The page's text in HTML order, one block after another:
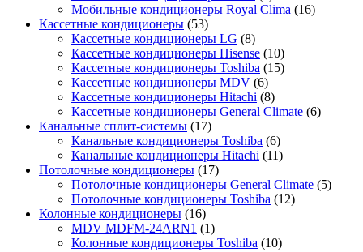
Мобильные кондиционеры Royal Clima (16)
Кассетные кондиционеры (53)
Кассетные кондиционеры LG (8)
Кассетные кондиционеры Hisense (10)
Кассетные кондиционеры Toshiba (15)
Кассетные кондиционеры MDV (6)
Кассетные кондиционеры Hitachi (8)
Кассетные кондиционеры General Climate (6)
Канальные сплит-системы (17)
Канальные кондиционеры Toshiba (6)
Канальные кондиционеры Hitachi (11)
Потолочные кондиционеры (17)
Потолочные кондиционеры General Climate (5)
Потолочные кондиционеры Toshiba (12)
Колонные кондиционеры (16)
MDV MDFM-24ARN1 (1)
Колонные кондиционеры Toshiba (10)